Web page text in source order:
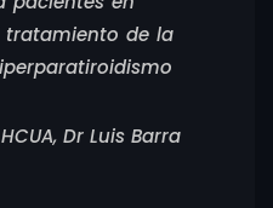
tratamiento de la
Dr Luis Barra